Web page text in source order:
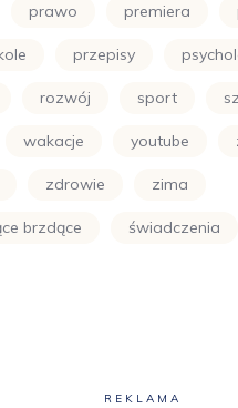
prawo premiera
przepisy
rozwój sport
wakacje youtube
zdrowie zima
brzdące świadczenia
REKLAMA